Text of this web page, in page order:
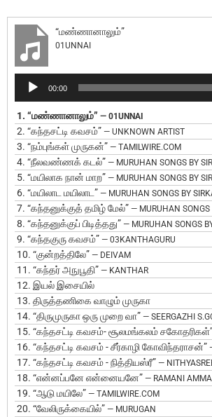
“மண்ணானாலும்”
01UNNAI
i
o
P
l
a
y
e
r
00:00
1. “மண்ணானாலும்” — 01UNNAI
2. “கந்தசட்டி கவசம்” — UNKNOWN ARTIST
3. “நம்புங்கள் முருகன்” — TAMILWIRE.COM
4. “நீலவண்ணக் கடல்” — MURUHAN SONGS BY SIRKALI G
5. “மயிலாக நான் மாற” — MURUHAN SONGS BY SIRKALI G
6. “மயிலாட மயிலாட” — MURUHAN SONGS BY SIRKALI G -
7. “கந்தனுக்குத் தமிழ் மேல்” — MURUHAN SONGS BY
8. “கந்தனுக்குப் பிடித்தது” — MURUHAN SONGS BY SIRKALI
9. “கந்தகுரு கவசம்” — 03KANTHAGURU
10. “குன்றத்திலே” — DEIVAM
11. “கந்தர் அநுபூதி” — KANTHAR
12. இயல் இசையில்
13. திருத்தணிகை வாழும் முருகா
14. “திருமுருகா ஒரு முறை வா” — SEERGAZHI
15. “கந்தசட்டி கவசம்- சூலமங்கலம்
16. “கந்தசட்டி கவசம் - சீர்காழி கோவிந்தராசன்”
17. “கந்தசட்டி கவசம் - நித்தியஸ்ரீ” —
18. “என்னப்பனே என்னையனே” — RAMANI
19. “ஆடு மயிலே” — TAMILWIRE.COM
20. “வேலிருக்கையில்” — MURUGAN